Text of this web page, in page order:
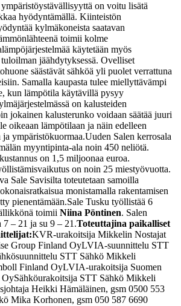
on voitu lisätä
hyödyntämällä. Kiinteistön
kylmäkoneista saatavan
toimii kolme
käytetään myös
jäähdytyksessä. Ovelliset
säästävät sähköä yli puolet verrattuna
Samalla kaupasta tulee miellyttävämpi
kun lämpötila käytävillä pysyy
on kalusteiden
jokainen kalusterunko voidaan säätää juuri
oikeaan lämpötilaan ja näin edelleen
ja ympäristökuormaa.Uuden Salen kerrosala
myyntipinta-ala noin 450 neliötä.
on 1,5 miljoonaa euroa.
on noin 25 miestyövuotta.
Sale Savisilta toteutetaan samoilla
monistamalla rakentamisen
pienentämään.Sale Tusku työllistää 6
toimii Niina Pöntinen. Salen
– 21 ja su 9 – 21.Toteuttajina paikalliset
KVR-urakoitsija Mikkelin Nostajat
Group Finland OyLVIA-suunnittelu STT
STT Sähkö Mikkeli
Finland OyLVIA-urakoitsija Suomen
OySähköurakoitsija STT Sähkö Mikkeli
Heikki Hämäläinen, gsm 0500 553
Mika Korhonen, gsm 050 587 6690